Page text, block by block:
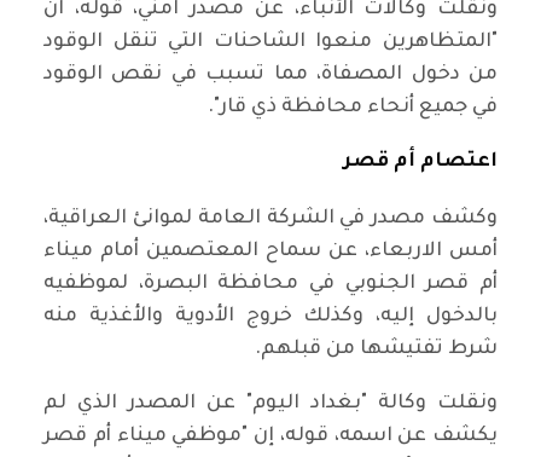
ونقلت وكالات الأنباء، عن مصدر امني، قوله، ان
"المتظاهرين منعوا الشاحنات التي تنقل الوقود
من دخول المصفاة، مما تسبب في نقص الوقود
في جميع أنحاء محافظة ذي قار".
اعتصام أم قصر
وكشف مصدر في الشركة العامة لموانئ العراقية،
أمس الاربعاء، عن سماح المعتصمين أمام ميناء
أم قصر الجنوبي في محافظة البصرة، لموظفيه
بالدخول إليه، وكذلك خروج الأدوية والأغذية منه
شرط تفتيشها من قبلهم.
ونقلت وكالة "بغداد اليوم" عن المصدر الذي لم
يكشف عن اسمه، قوله، إن "موظفي ميناء أم قصر